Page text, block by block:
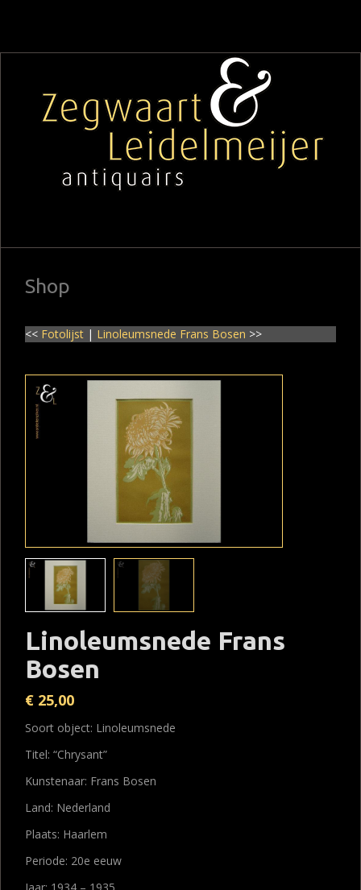
Shop
<< Fotolijst | Linoleumsnede Frans Bosen >>
Linoleumsnede Frans
Bosen
€ 25,00
Soort object: Linoleumsnede
Titel: “Chrysant”
Kunstenaar: Frans Bosen
Land: Nederland
Plaats: Haarlem
Periode: 20e eeuw